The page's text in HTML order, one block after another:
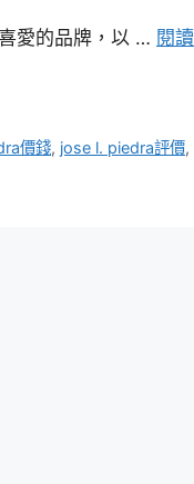
愛的品牌，以 … 閱讀
價錢, jose l. piedra評價,